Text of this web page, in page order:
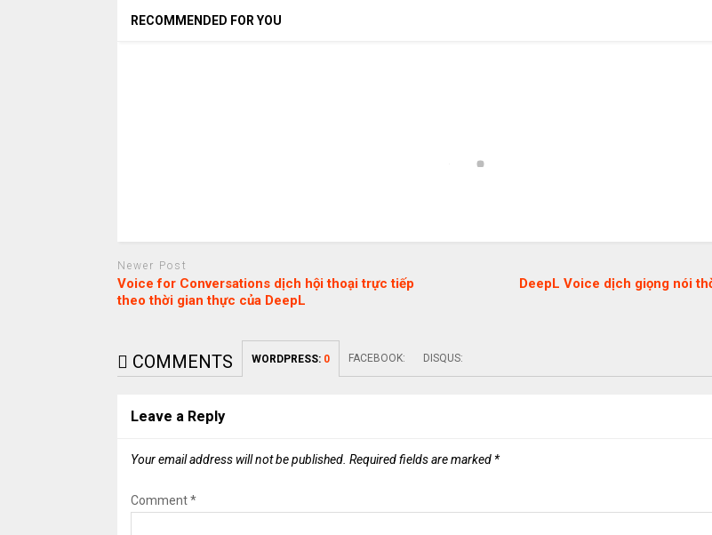
RECOMMENDED FOR YOU
Newer Post
Voice for Conversations dịch hội thoại trực tiếp
theo thời gian thực của DeepL
DeepL Voice dịch giọng nói
COMMENTS WORDPRESS: 0 FACEBOOK: DISQUS:
Leave a Reply
Your email address will not be published. Required fields are marked *
Comment*